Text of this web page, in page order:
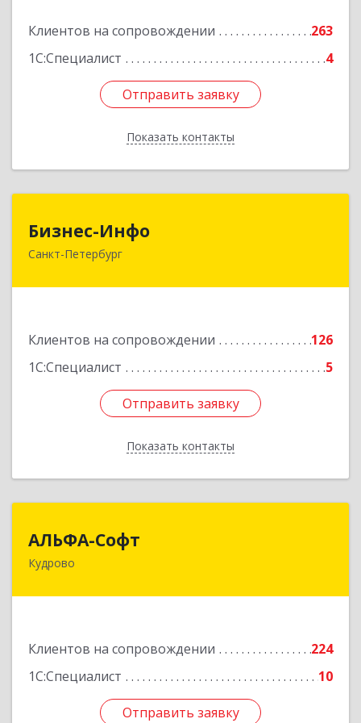
Клиентов на сопровождении
263
1С:Специалист
4
Отправить заявку
Показать контакты
Подробнее
Отправить заявку
Назад
Бизнес-Инфо
Санкт-Петербург
Клиентов на сопровождении
126
1С:Специалист
5
Отправить заявку
Показать контакты
191119, Санкт-Петербург г, Константина
Подробнее
Отправить заявку
Назад
АЛЬФА-Софт
Кудрово
Клиентов на сопровождении
224
1С:Специалист
10
Отправить заявку
188692, Ленинградская обл, Всеволожский м.р-
Подробнее
Отправить заявку